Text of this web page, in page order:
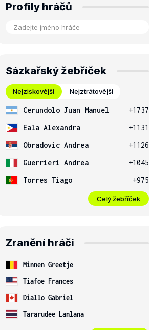
Profily hráčů
Sázkařský žebříček
Nejziskovější Nejztrátovější
Cerundolo Juan Manuel
+1737
Eala Alexandra
+1131
Obradovic Andrea
+1126
Guerrieri Andrea
+1045
Torres Tiago
+975
Celý žebříček
Zranění hráči
Minnen Greetje
Tiafoe Frances
Diallo Gabriel
Tararudee Lanlana